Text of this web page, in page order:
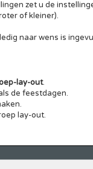
zet u de
of kleiner).
naar wens is
lay-out.
de feestdagen.
lay-out.